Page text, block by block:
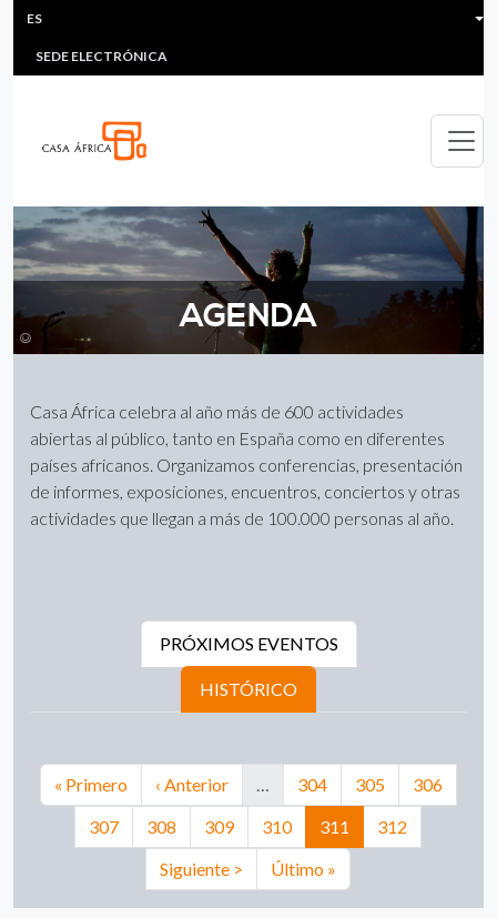
Pasar al contenido principal
HEADER MENU
MULTIMEDIA
SEDE ELECTRÓNICA
ES
©
AGENDA
Casa África celebra al año más de 600 actividades
abiertas al público, tanto en España como en diferentes
países africanos. Organizamos conferencias, presentación
de informes, exposiciones, encuentros, conciertos y otras
actividades que llegan a más de 100.000 personas al año.
PRÓXIMOS EVENTOS
HISTÓRICO
PAGINACIÓN
Primera página
« Primero Página anterior
‹ Anterior … Página
304 Página
305 Página
306
Página
307 Página
308 Página
309 Página
310 Página actual
311 Página
312
Siguiente página
Siguiente > Última página
Último »